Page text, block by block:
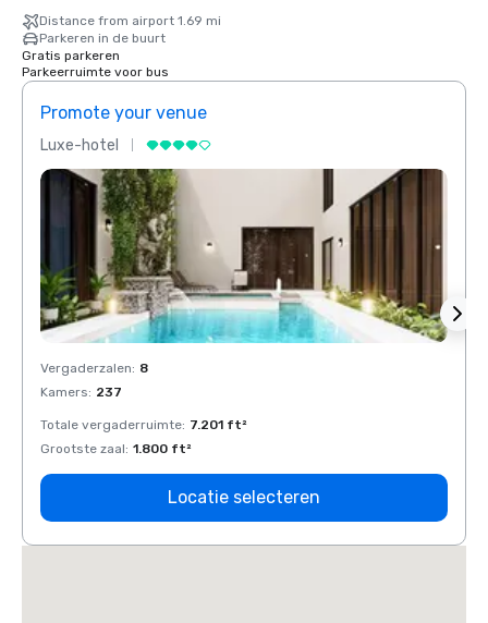
Distance from airport 1.69 mi
Parkeren in de buurt
Gratis parkeren
Parkeerruimte voor bus
Promote your venue
Luxe-hotel
Vergaderzalen: 8
Kamers: 237
Totale vergaderruimte: 7.201 ft²
Grootste zaal: 1.800 ft²
Locatie selecteren